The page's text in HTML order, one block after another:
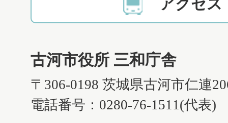
アクセス
古河市役所 三和庁舎
〒306-0198 茨城県古河市仁連
電話番号：0280-76-1511(代表)